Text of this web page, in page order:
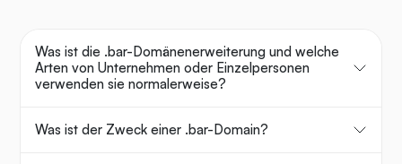
Was ist die .bar-Domänenerweiterung und welche
Arten von Unternehmen oder Einzelpersonen
verwenden sie normalerweise?
Was ist der Zweck einer .bar-Domain?